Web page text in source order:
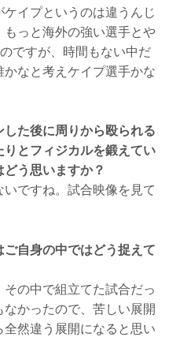
イプというのは違うんじ
っと海外の強い選手とや
ですが、時間もない中だ
なと考えケイプ選手かな
た後に周りから殴られる
とフィジカルを鍛えてい
う思いますか？
ですね。試合映像を見て
自身の中ではどう捉えて
の中で組立てた試合だっ
かったので、苦しい展開
然違う展開になると思い